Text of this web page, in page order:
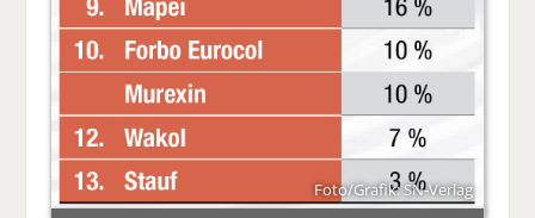
Foto/Grafik: SN-Verlag